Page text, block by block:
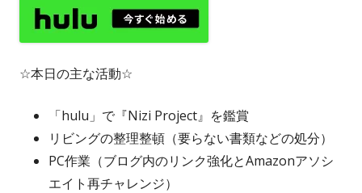
☆本日の主な活動☆
「hulu」で『Nizi Project』を鑑賞
リビングの整理整頓（要らない書類などの処分）
PC作業（ブログ内のリンク強化とAmazonアソシ
エイト再チャレンジ）